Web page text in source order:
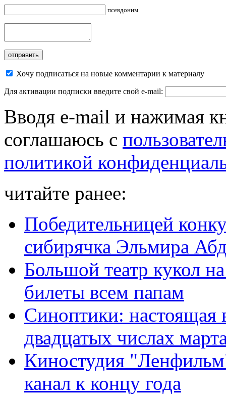
псевдоним
Хочу подписаться на новые комментарии к материалу
Для активации подписки введите свой e-mail:
Вводя e-mail и нажимая
соглашаюсь с
политикой
читайте ранее:
Победительницей
сибирячка Эльмира
Большой театр кукол
билеты всем папам
Синоптики: настоящая
двадцатых числах
Киностудия
канал к концу года